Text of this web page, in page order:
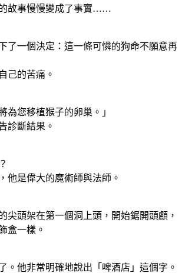
的故事慢慢變成了事實……
了一個決定：這一條可憐的狗命不願意再
己的苦痛。
為您移植猴子的卵巢。」
診斷結果。
他是偉大的魔術師與法師。
尖頭架在第一個洞上頭，開始鋸開頭顱，
盒一樣。
。他非常明確地說出「啤酒店」這個字。